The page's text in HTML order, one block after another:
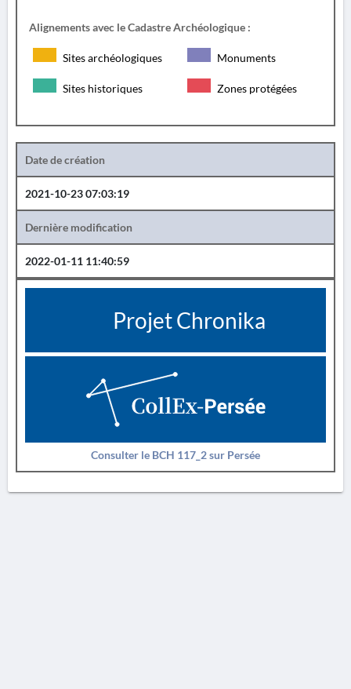
Alignements avec le Cadastre Archéologique :
Sites archéologiques Monuments
Sites historiques Zones protégées
Date de création
2021-10-23 07:03:19
Dernière modification
2022-01-11 11:40:59
Projet Chronika
Consulter le BCH 117_2 sur Persée